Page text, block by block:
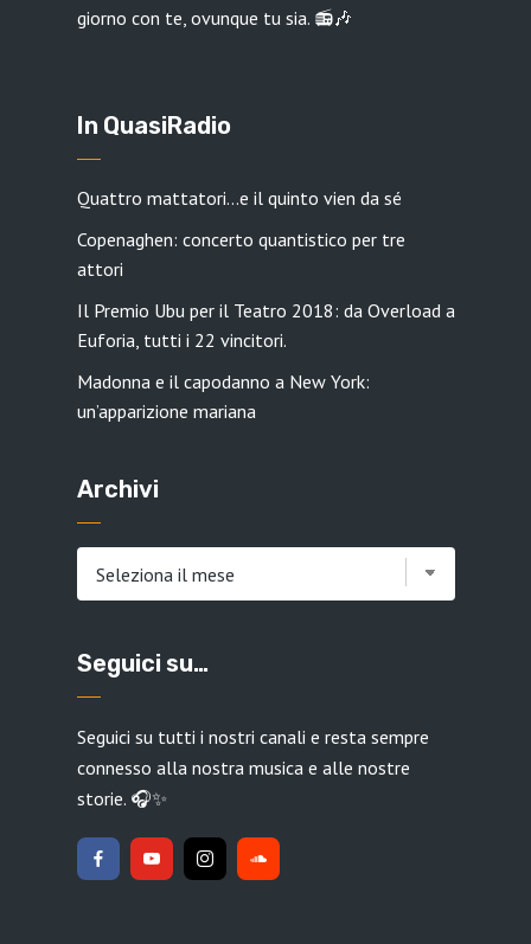
giorno con te, ovunque tu sia. 📻🎶
In QuasiRadio
Quattro mattatori…e il quinto vien da sé
Copenaghen: concerto quantistico per tre
attori
Il Premio Ubu per il Teatro 2018: da Overload a
Euforia, tutti i 22 vincitori.
Madonna e il capodanno a New York:
un’apparizione mariana
Archivi
Seguici su…
Seguici su tutti i nostri canali e resta sempre
connesso alla nostra musica e alle nostre
storie. 🎧✨